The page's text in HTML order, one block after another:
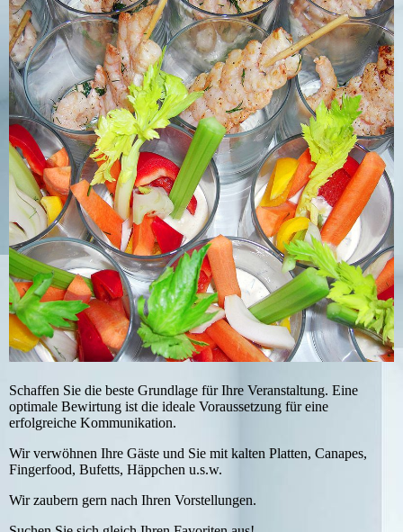
Schaffen Sie die beste Grundlage für Ihre Veranstaltung. Eine
optimale Bewirtung ist die ideale Voraussetzung für eine
erfolgreiche Kommunikation.
Wir verwöhnen Ihre Gäste und Sie mit kalten Platten, Canapes,
Fingerfood, Bufetts, Häppchen u.s.w.
Wir zaubern gern nach Ihren Vorstellungen.